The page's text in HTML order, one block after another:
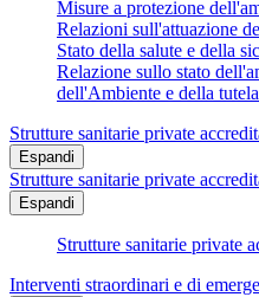
Misure a protezione
Relazioni sull'attuazione
Stato della salute e della
Relazione sullo stato
dell'Ambiente e della
Strutture sanitarie private
Espandi
Strutture sanitarie private
Espandi
Strutture sanitarie private
Interventi straordinari e di